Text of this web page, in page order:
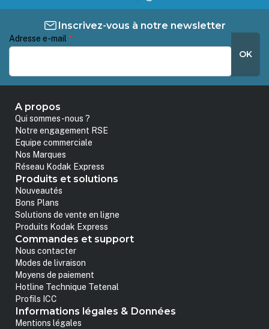
Inscrivez-vous à notre newsletter
Adresse e-mail *
OK
A propos
Qui sommes-nous ?
Notre engagement RSE
Equipe commerciale
Nos Marques
Réseau Kodak Express
Produits et solutions
Nouveautés
Bons Plans
Solutions de vente en ligne
Produits Kodak Express
Commandes et support
Nous contacter
Modes de livraison
Moyens de paiement
Hotline Technique Tetenal
Profils ICC
Informations légales & Données
Mentions légales